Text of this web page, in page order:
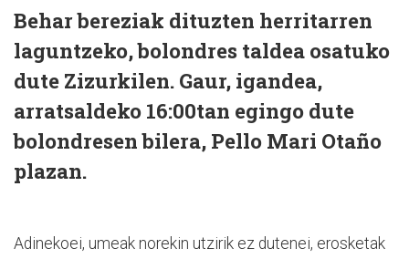
Behar bereziak dituzten herritarren
laguntzeko, bolondres taldea osatuko
dute Zizurkilen. Gaur, igandea,
arratsaldeko 16:00tan egingo dute
bolondresen bilera, Pello Mari Otaño
plazan.
Adinekoei, umeak norekin utzirik ez dutenei, erosketak